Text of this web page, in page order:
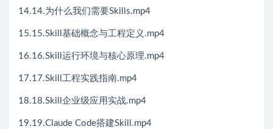
14.14.为什么我们需要Skills.mp4
15.15.Skill基础概念与工程定义.mp4
16.16.Skill运行环境与核心原理.mp4
17.17.Skill工程实践指南.mp4
18.18.Skill企业级应用实战.mp4
19.19.Claude Code搭建Skill.mp4